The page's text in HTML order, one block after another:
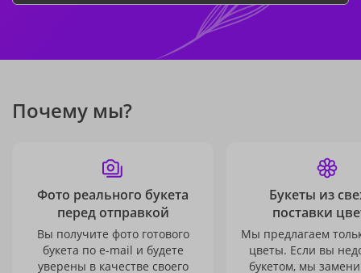
Почему мы?
Фото реального букета
перед отправкой
Вы получите фото готового
букета по e-mail и будете
уверены в качестве своего
Букеты из
поставки
Мы предлагаем
цветы. Если вы
букетом, мы